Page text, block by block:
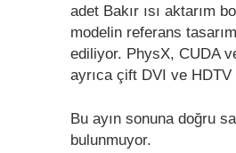
adet Bakır ısı aktarım
modelin referans
ediliyor. PhysX, CUDA
ayrıca çift DVI ve
Bu ayın sonuna doğru
bulunmuyor.